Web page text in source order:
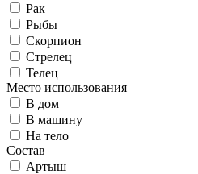
Рак
Рыбы
Скорпион
Стрелец
Телец
Место использования
В дом
В машину
На тело
Состав
Артыш